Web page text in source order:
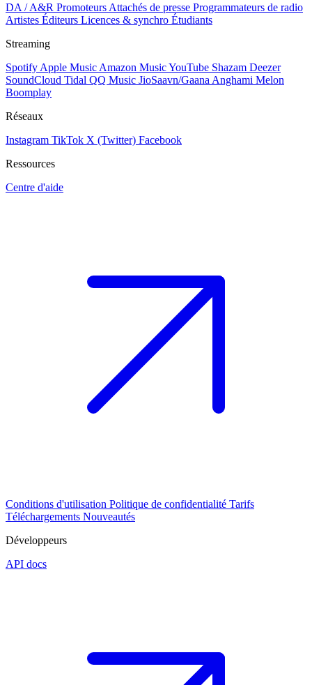
DA / A&R Promoteurs Attachés de presse Programmateurs de radio
Artistes Éditeurs Licences & synchro Étudiants
Streaming
Spotify Apple Music Amazon MusicYouTube Shazam Deezer
SoundCloud Tidal QQ Music JioSaavn/Gaana Anghami Melon
Boomplay
Réseaux
Instagram TikTok X (Twitter) Facebook
Ressources
Centre d'aide
Conditions d'utilisation Politique de confidentialité Tarifs
Téléchargements Nouveautés
Développeurs
API docs